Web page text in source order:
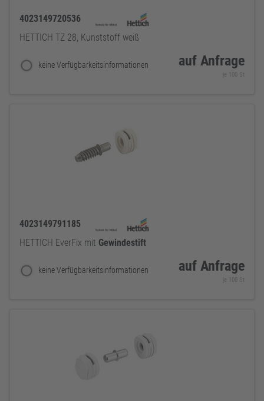
4023149720536
HETTICH TZ 28, Kunststoff weiß
keine Verfügbarkeitsinformationen auf Anfrage
je 100 St
4023149791185
HETTICH EverFix mit Gewindestift
keine Verfügbarkeitsinformationen auf Anfrage
je 100 St